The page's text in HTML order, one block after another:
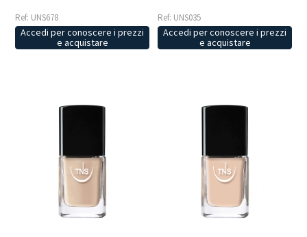
Ref: UNS678
Accedi per conoscere i prezzi
e acquistare
Ref: UNS035
Accedi per conoscere i prezzi
e acquistare